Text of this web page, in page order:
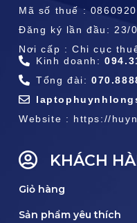
Mã số thuế :
Đăng ký lần đầu: 23/
Nơi cấp : Chi cục
Kinh doanh:
Tổng đài:
Website : https://
KHÁCH
Giỏ hàng
Sản phẩm yêu thích